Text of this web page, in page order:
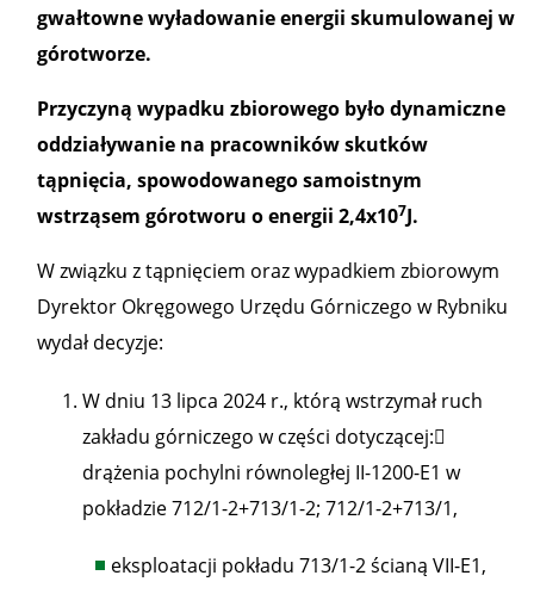
gwałtowne wyładowanie energii skumulowanej w
górotworze.
Przyczyną wypadku zbiorowego było dynamiczne
oddziaływanie na pracowników skutków
tąpnięcia, spowodowanego samoistnym
wstrząsem górotworu o energii 2,4x107J.
W związku z tąpnięciem oraz wypadkiem zbiorowym
Dyrektor Okręgowego Urzędu Górniczego w Rybniku
wydał decyzje:
W dniu 13 lipca 2024 r., którą wstrzymał ruch
zakładu górniczego w części dotyczącej:
drążenia pochylni równoległej II-1200-E1 w
pokładzie 712/1-2+713/1-2; 712/1-2+713/1,
eksploatacji pokładu 713/1-2 ścianą VII-E1,